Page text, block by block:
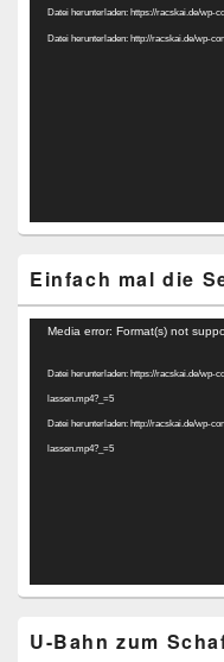
Datei herunterladen: https://racskai.de/wp-
Datei herunterladen: http://racskai.de/wp-
Einfach mal die
Video-
Media error: Format(s) not
Datei herunterladen: https://racskai.de/wp-
lassen.mp4?_=5
Datei herunterladen: http://racskai.de/wp-
lassen.mp4?_=5
U-Bahn zum